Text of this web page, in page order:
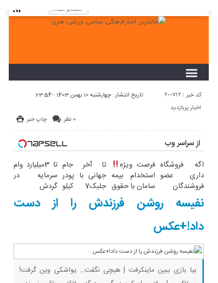
برويد و منوي خود را ايجاد كنيد!
کد خبر : 200712 تاریخ انتشار : چهارشنبه 10 بهمن 1403 - 23:54
چاپ خبر 0 نظر
اخبار پربازدید
از سراسر وب
اگه فروشگاه
داری عضو
فروشندگان
دیجی پی شو
3 میلیارد وام
بگیر
فرصت ویژه
استخدام بیمه
سامان با حقوق
و مزایای بالا
تا آخر جام
جهانی با پودر
جلبک7 کیلو
لاغر شو
تا 3میلیارد وام
سرمایه در
گردش
فروشندگان =>
فروشگاهت رو
نفیسه روشن فرزندش را از دست
داد!+عکس
بیا بازی ببین ماینکرفت | هیچی نگفت… یواشکی وین گرفت!